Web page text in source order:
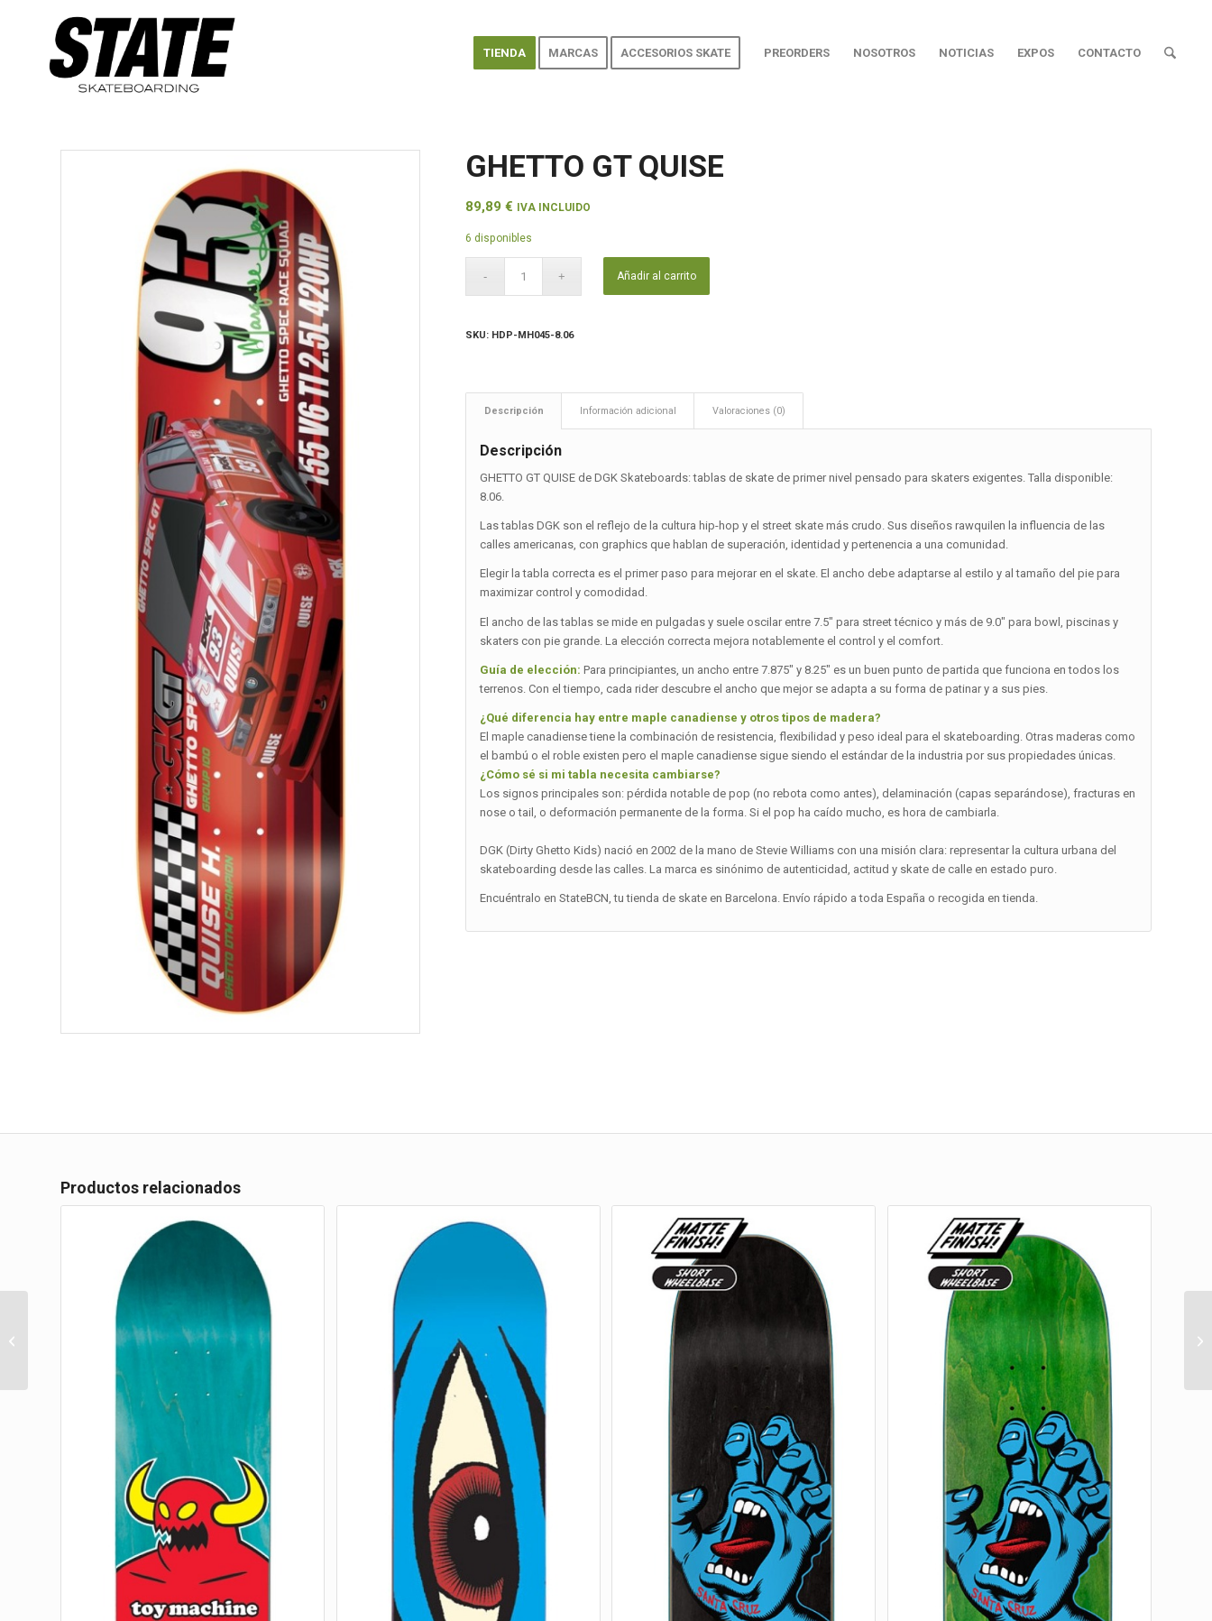
TIENDA MARCAS ACCESORIOS SKATE PREORDERS NOSOTROS NOTICIAS EXPOS CONTACTO
GHETTO GT QUISE
89,89€ IVA INCLUIDO
6 disponibles
Añadir al carrito
SKU: HDP-MH045-8.06
Descripción Información adicional Valoraciones (0)
Descripción
GHETTO GT QUISE de DGK Skateboards: tablas de skate de primer nivel pensado para skaters exigentes. Talla disponible:
8.06.
Las tablas DGK son el reflejo de la cultura hip-hop y el street skate más crudo. Sus diseños rawquilen la influencia de las
calles americanas, con graphics que hablan de superación, identidad y pertenencia a una comunidad.
Elegir la tabla correcta es el primer paso para mejorar en el skate. El ancho debe adaptarse al estilo y al tamaño del pie para
maximizar control y comodidad.
El ancho de las tablas se mide en pulgadas y suele oscilar entre 7.5″ para street técnico y más de 9.0″ para bowl, piscinas y
skaters con pie grande. La elección correcta mejora notablemente el control y el comfort.
Guía de elección: Para principiantes, un ancho entre 7.875″ y 8.25″ es un buen punto de partida que funciona en todos los
terrenos. Con el tiempo, cada rider descubre el ancho que mejor se adapta a su forma de patinar y a sus pies.
¿Qué diferencia hay entre maple canadiense y otros tipos de madera?
El maple canadiense tiene la combinación de resistencia, flexibilidad y peso ideal para el skateboarding. Otras maderas como
el bambú o el roble existen pero el maple canadiense sigue siendo el estándar de la industria por sus propiedades únicas.
¿Cómo sé si mi tabla necesita cambiarse?
Los signos principales son: pérdida notable de pop (no rebota como antes), delaminación (capas separándose), fracturas en
nose o tail, o deformación permanente de la forma. Si el pop ha caído mucho, es hora de cambiarla.
DGK (Dirty Ghetto Kids) nació en 2002 de la mano de Stevie Williams con una misión clara: representar la cultura urbana del
skateboarding desde las calles. La marca es sinónimo de autenticidad, actitud y skate de calle en estado puro.
Encuéntralo en StateBCN, tu tienda de skate en Barcelona. Envío rápido a toda España o recogida en tienda.
Productos relacionados
LURK SHANAHAN